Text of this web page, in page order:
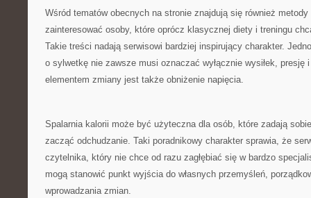
Wśród tematów obecnych na stronie znajdują się również
zainteresować osoby, które oprócz klasycznej diety i treningu
Takie treści nadają serwisowi bardziej inspirujący charakter.
o sylwetkę nie zawsze musi oznaczać wyłącznie wysiłek, presję
elementem zmiany jest także obniżenie napięcia.
Spalarnia kalorii może być użyteczna dla osób, które zadają
zacząć odchudzanie. Taki poradnikowy charakter sprawia, że
czytelnika, który nie chce od razu zagłębiać się w bardzo
mogą stanowić punkt wyjścia do własnych przemyśleń,
wprowadzania zmian.